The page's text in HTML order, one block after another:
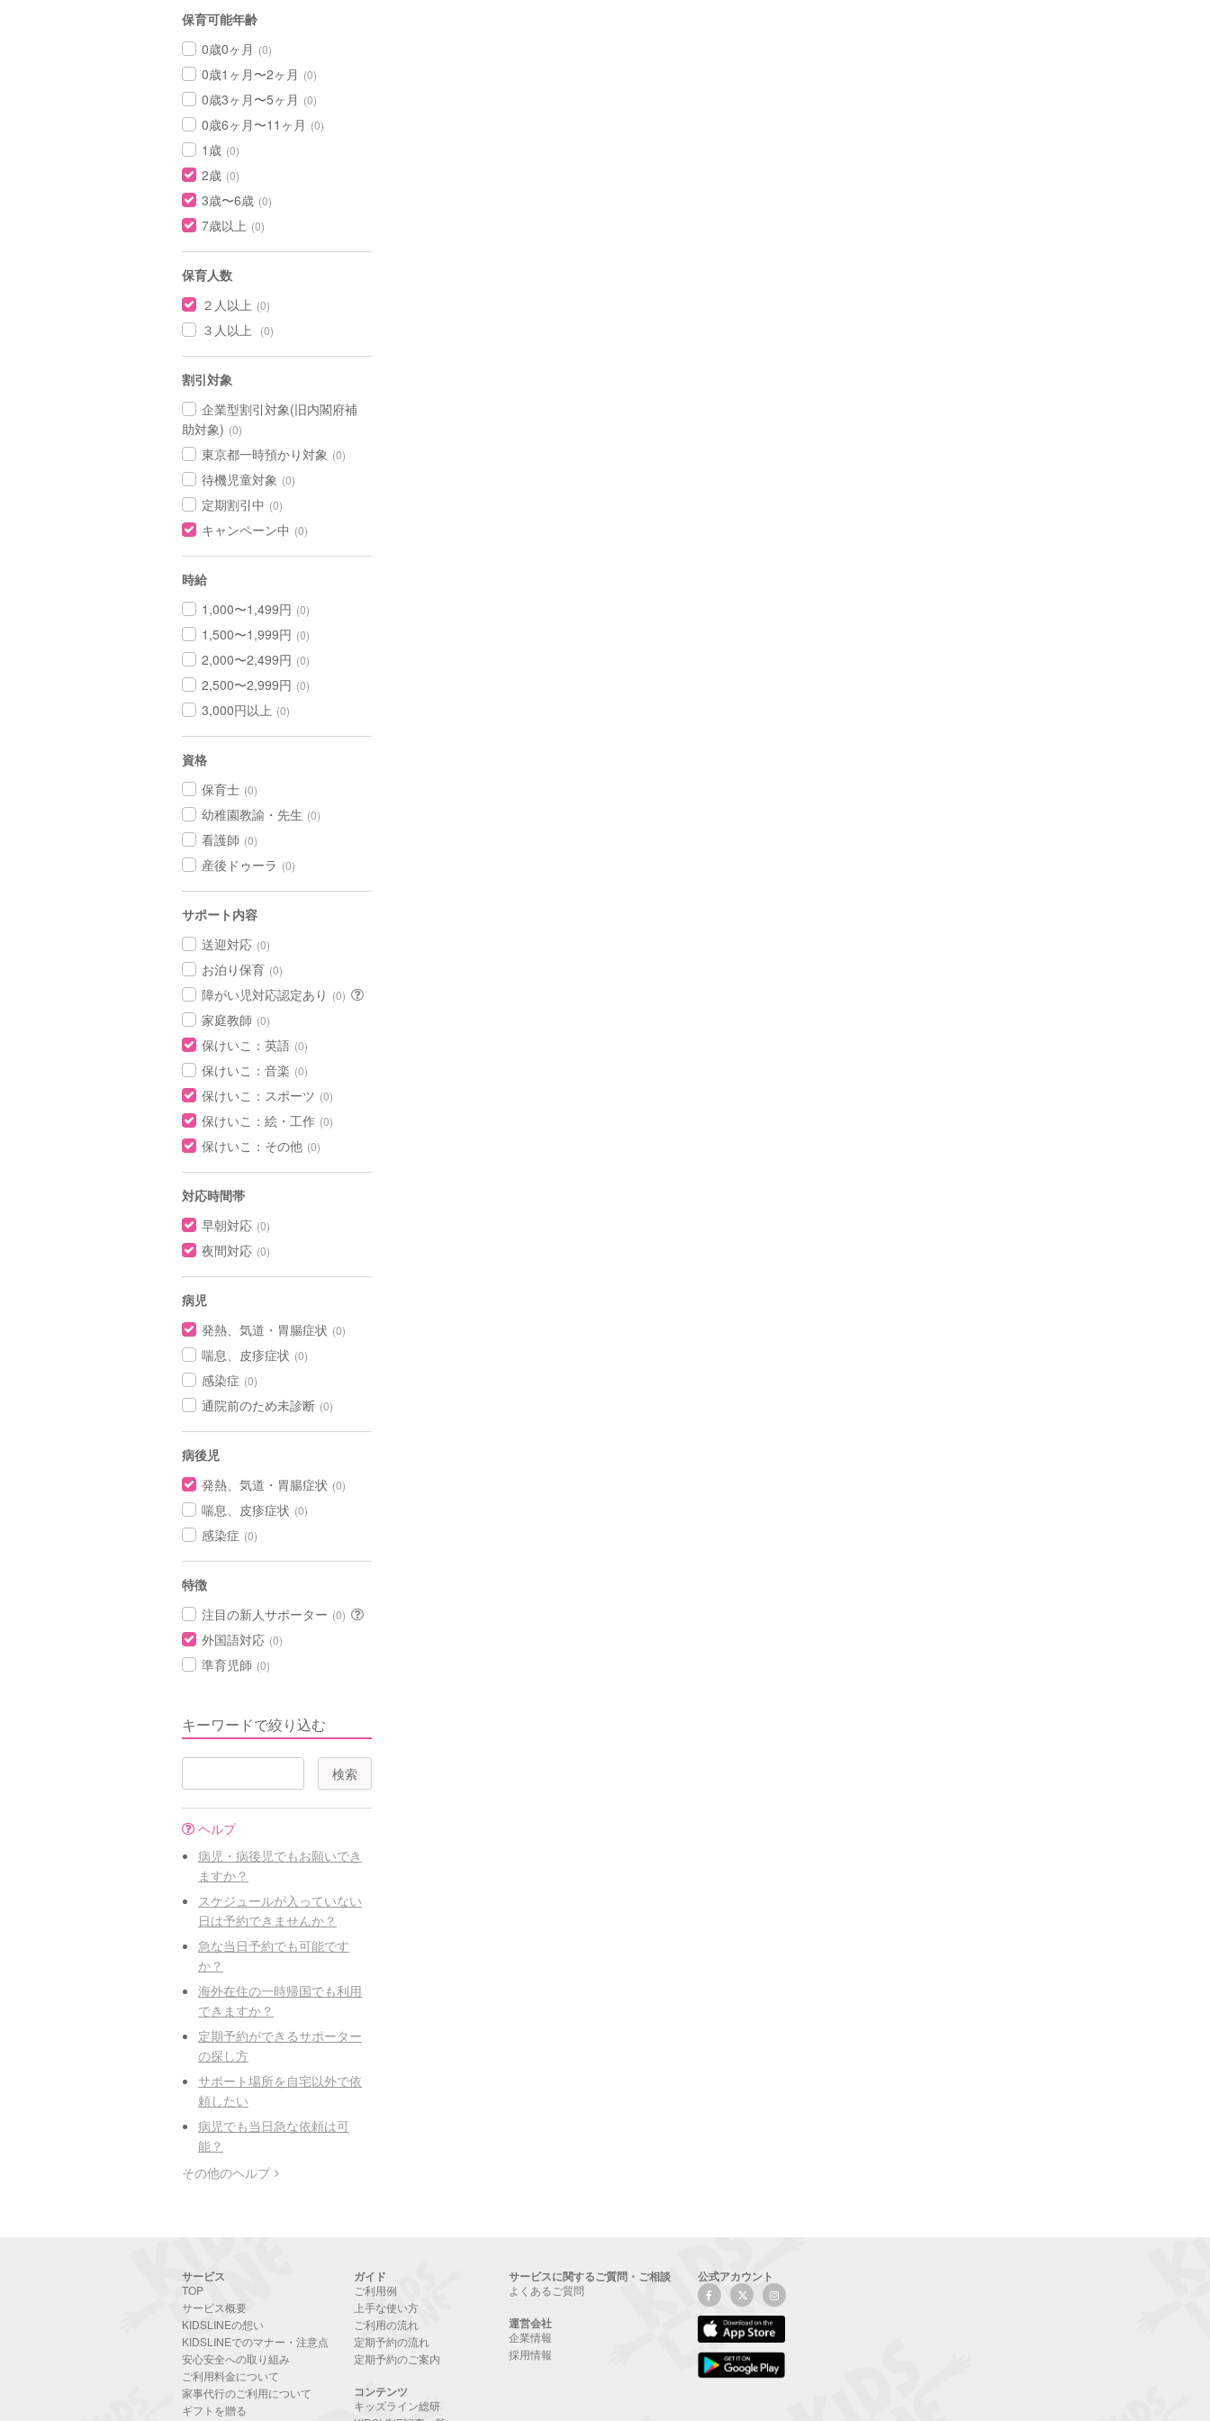
保育可能年齢
0歳0ヶ月 (0)
0歳1ヶ月〜2ヶ月 (0)
0歳3ヶ月〜5ヶ月 (0)
0歳6ヶ月〜11ヶ月 (0)
1歳 (0)
2歳 (0)
3歳〜6歳 (0)
7歳以上 (0)
保育人数
２人以上 (0)
３人以上 (0)
割引対象
企業型割引対象(旧内閣府補
助対象) (0)
東京都一時預かり対象 (0)
待機児童対象 (0)
定期割引中 (0)
キャンペーン中 (0)
時給
1,000〜1,499円 (0)
1,500〜1,999円 (0)
2,000〜2,499円 (0)
2,500〜2,999円 (0)
3,000円以上 (0)
資格
保育士 (0)
幼稚園教諭・先生 (0)
看護師 (0)
産後ドゥーラ (0)
サポート内容
送迎対応 (0)
お泊り保育 (0)
障がい児対応認定あり (0)
家庭教師 (0)
保けいこ：英語 (0)
保けいこ：音楽 (0)
保けいこ：スポーツ (0)
保けいこ：絵・工作 (0)
保けいこ：その他 (0)
対応時間帯
早朝対応 (0)
夜間対応 (0)
病児
発熱、気道・胃腸症状 (0)
喘息、皮疹症状 (0)
感染症 (0)
通院前のため未診断 (0)
病後児
発熱、気道・胃腸症状 (0)
喘息、皮疹症状 (0)
感染症 (0)
特徴
注目の新人サポーター (0)
外国語対応 (0)
準育児師 (0)
キーワードで絞り込む
ヘルプ
病児・病後児でもお願いでき
ますか？
スケジュールが入っていない
日は予約できませんか？
急な当日予約でも可能です
か？
海外在住の一時帰国でも利用
できますか？
定期予約ができるサポーター
の探し方
サポート場所を自宅以外で依
頼したい
病児でも当日急な依頼は可
能？
その他のヘルプ
サービス
TOP
サービス概要
KIDSLINEの想い
KIDSLINEでのマナー・注意点
安心安全への取り組み
ご利用料金について
家事代行のご利用について
ギフトを贈る
ガイド
ご利用例
上手な使い方
ご利用の流れ
定期予約の流れ
定期予約のご案内
コンテンツ
キッズライン総研
サービスに関するご質問・ご相談
よくあるご質問
運営会社
企業情報
採用情報
公式アカウント